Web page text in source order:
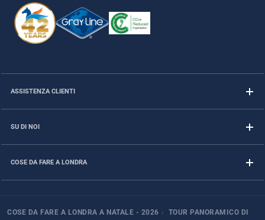
ASSISTENZA CLIENTI
SU DI NOI
COSE DA FARE A LONDRA
COSE DA FARE A LONDRA A NATALE - 2026 ›
TOUR PANORAMICO DI